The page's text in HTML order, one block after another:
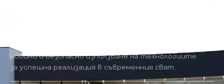
новини и безопасно използване на технологиите
за успешна реализация в съвременния свят.